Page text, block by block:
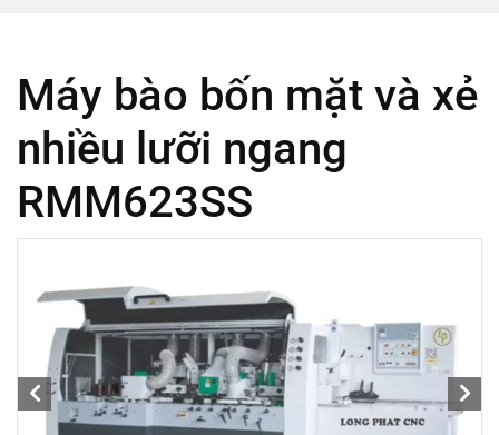
Máy bào bốn mặt và xẻ
nhiều lưỡi ngang
RMM623SS